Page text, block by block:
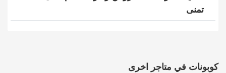
تمنى
كوبونات في متاجر اخرى